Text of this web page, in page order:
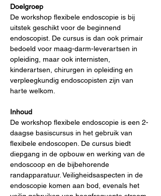
Doelgroep
De workshop flexibele endoscopie is bij
uitstek geschikt voor de beginnend
endoscopist. De cursus is dan ook primair
bedoeld voor maag-darm-leverartsen in
opleiding, maar ook internisten,
kinderartsen, chirurgen in opleiding en
verpleegkundig endoscopisten zijn van
harte welkom.
Inhoud
De workshop flexibele endoscopie is een 2-
daagse basiscursus in het gebruik van
flexibele endoscopen. De cursus biedt
diepgang in de opbouw en werking van de
endoscoop en de bijbehorende
randapparatuur. Veiligheidsaspecten in de
endoscopie komen aan bod, evenals het